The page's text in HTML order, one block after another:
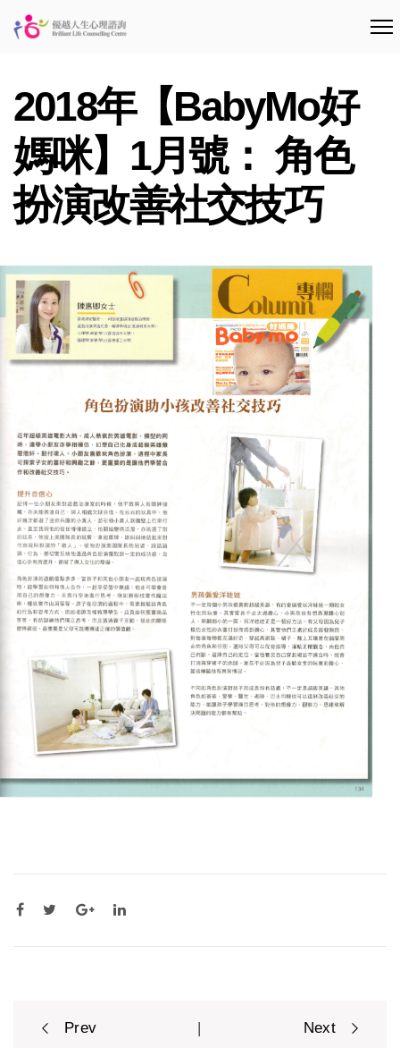
2018年【BabyMo好
媽咪】1月號： 角色
扮演改善社交技巧
Post
Prev | Next